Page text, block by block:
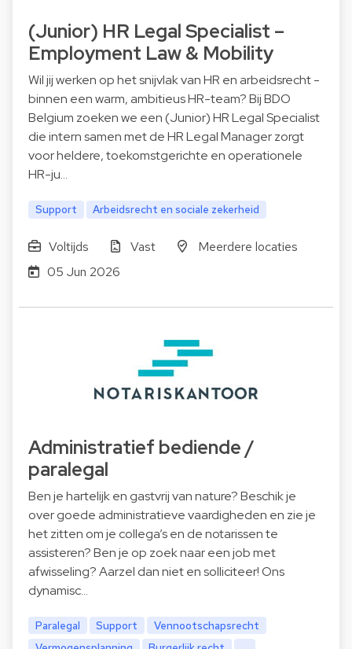
(Junior) HR Legal Specialist –
Employment Law & Mobility
Wil jij werken op het snijvlak van HR en arbeidsrecht -
binnen een warm, ambitieus HR-team? Bij BDO
Belgium zoeken we een (Junior) HR Legal Specialist
die intern samen met de HR Legal Manager zorgt
voor heldere, toekomstgerichte en operationele
HR-ju…
Support Arbeidsrecht en sociale zekerheid
Voltijds Vast
Meerdere locaties
05 Jun 2026
Administratief bediende /
paralegal
Ben je hartelijk en gastvrij van nature? Beschik je
over goede administratieve vaardigheden en zie je
het zitten om je collega’s en de notarissen te
assisteren? Ben je op zoek naar een job met
afwisseling? Aarzel dan niet en solliciteer! Ons
dynamisc…
Paralegal Support
Vennootschapsrecht